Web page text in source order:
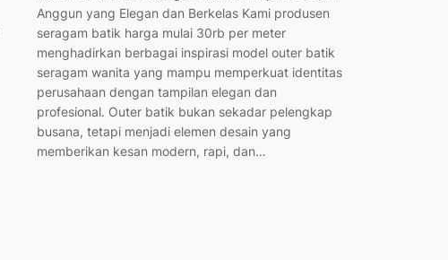
Anggun yang Elegan dan Berkelas Kami produsen
seragam batik harga mulai 30rb per meter
menghadirkan berbagai inspirasi model outer batik
seragam wanita yang mampu memperkuat identitas
perusahaan dengan tampilan elegan dan
profesional. Outer batik bukan sekadar pelengkap
busana, tetapi menjadi elemen desain yang
memberikan kesan modern, rapi, dan…